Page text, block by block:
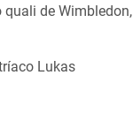
quali de Wimbledon,
Lukas